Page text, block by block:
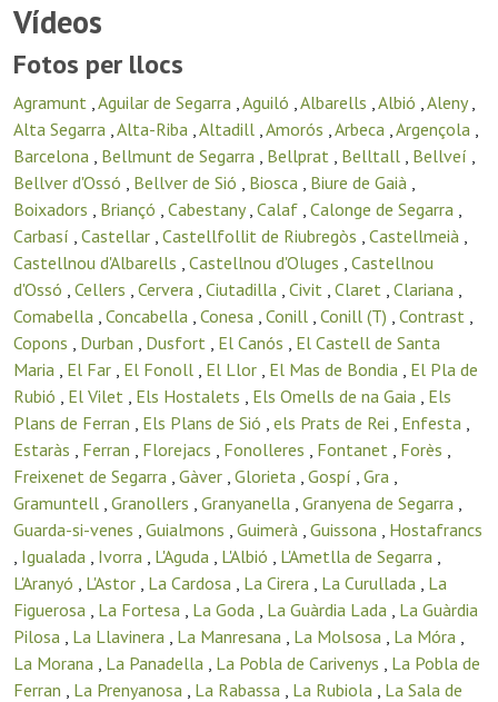
Vídeos
Fotos per llocs
Agramunt ,Aguilar de Segarra ,Aguiló ,Albarells ,Albió ,Aleny,
Alta Segarra ,Alta-Riba ,Altadill ,Amorós ,Arbeca ,Argençola ,
Barcelona , Bellmunt de Segarra , Bellprat , Belltall , Bellveí ,
Bellver d'Ossó , Bellver de Sió , Biosca , Biure de Gaià ,
Boixadors , Briançó , Cabestany, Calaf , Calonge de Segarra ,
Carbasí , Castellar , Castellfollit de Riubregòs , Castellmeià ,
Castellnou d'Albarells , Castellnou d'Oluges , Castellnou
d'Ossó , Cellers , Cervera , Ciutadilla , Civit , Claret , Clariana ,
Comabella , Concabella , Conesa , Conill , Conill (T) , Contrast ,
Copons , Durban , Dusfort , El Canós , El Castell de Santa
Maria , El Far , El Fonoll , El Llor , El Mas de Bondia , El Pla de
Rubió , El Vilet , Els Hostalets , Els Omells de na Gaia , Els
Plans de Ferran , Els Plans de Sió , els Prats de Rei , Enfesta ,
Estaràs , Ferran , Florejacs , Fonolleres , Fontanet , Forès ,
Freixenet de Segarra , Gàver , Glorieta , Gospí , Gra ,
Gramuntell , Granollers , Granyanella , Granyena de Segarra ,
Guarda-si-venes , Guialmons , Guimerà , Guissona , Hostafrancs
, Igualada , Ivorra , L'Aguda , L'Albió , L'Ametlla de Segarra ,
L'Aranyó , L'Astor , La Cardosa , La Cirera , La Curullada , La
Figuerosa , La Fortesa , La Goda , La Guàrdia Lada , La Guàrdia
Pilosa , La Llavinera , La Manresana , La Molsosa , La Móra ,
La Morana , La Panadella , La Pobla de Carivenys , La Pobla de
Ferran , La Prenyanosa , La Rabassa , La Rubiola , La Sala de